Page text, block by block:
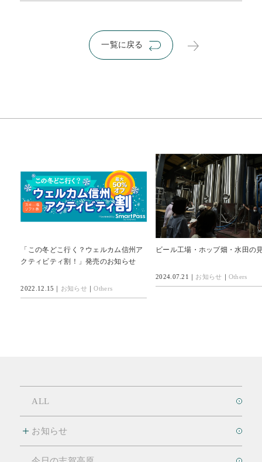
一覧に戻る
「この冬どこ行く？ウェルカム信州ア
クティビティ割！」発売のお知らせ
2022.12.15｜ お知らせ ｜Others
ビール工場・ホップ畑・水田の
2024.07.21｜ お知らせ ｜ Others
ALL
お知らせ